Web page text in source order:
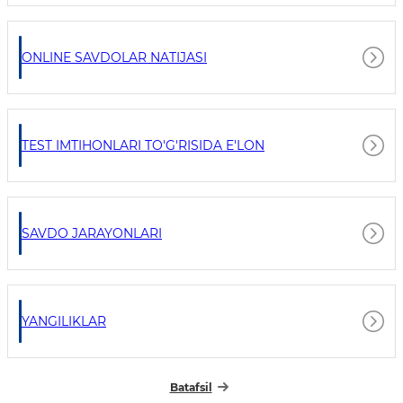
ONLINE SAVDOLAR NATIJASI
TEST IMTIHONLARI TO'G'RISIDA E'LON
SAVDO JARAYONLARI
YANGILIKLAR
Batafsil